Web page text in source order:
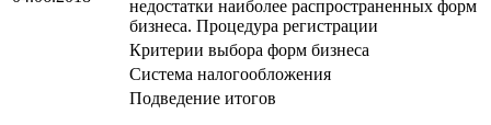
недостатки наиболее распространенных форм
бизнеса. Процедура регистрации
Критерии выбора форм бизнеса
Система налогообложения
Подведение итогов